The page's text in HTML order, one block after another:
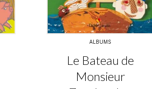
ALBUMS
Le Bateau de
Monsieur